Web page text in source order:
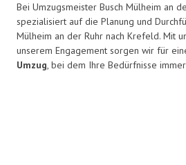
Bei Umzugsmeister Busch Mülheim an
spezialisiert auf die Planung und
Mülheim an der Ruhr nach Krefeld. Mit
unserem Engagement sorgen wir für
Umzug, bei dem Ihre Bedürfnisse